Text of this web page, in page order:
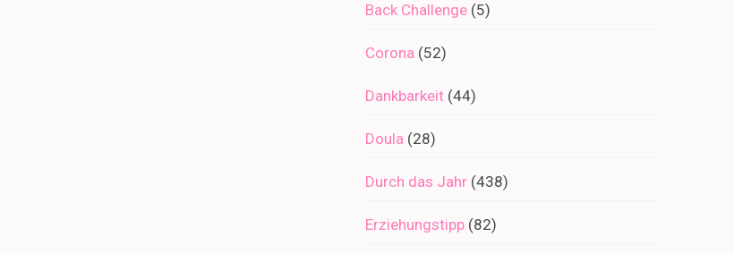
Back Challenge (5)
Corona (52)
Dankbarkeit (44)
Doula (28)
Durch das Jahr (438)
Erziehungstipp (82)